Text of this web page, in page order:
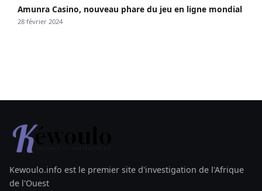
Amunra Casino, nouveau phare du jeu en ligne mondial
28 février 2024
Kewoulo.info est le premier site d'investigation de l'Afrique
de l'Ouest